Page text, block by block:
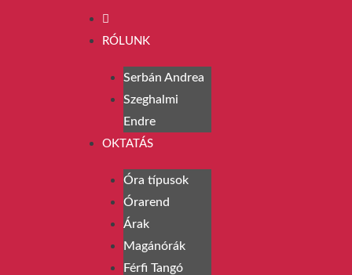
RÓLUNK
Serbán Andrea
Szeghalmi
Endre
OKTATÁS
Óra típusok
Órarend
Árak
Magánórák
Férfi Tangó